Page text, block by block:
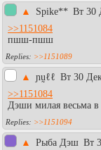
▲ Spike** Вт 30
>>1151084
пшш-пшш
>>1151089
▲ ɲṵℓℓ Вт 30
>>1151084
Дэши милая весьма в
>>1151094
▲ Рыба Дэш Вт